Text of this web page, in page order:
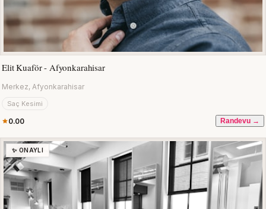
Elit Kuaför - Afyonkarahisar
Merkez, Afyonkarahisar
Saç Kesimi
0.00 Randevu →
✨ ONAYLI